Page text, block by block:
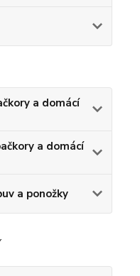
a domácí
a domácí
a ponožky